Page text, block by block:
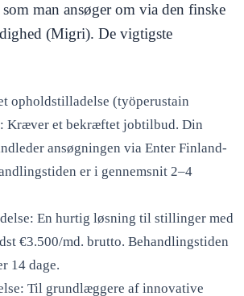
man ansøger om via den finske
(Migri). De vigtigste
opholdstilladelse (työperustain
Kræver et bekræftet jobtilbud. Din
ansøgningen via Enter Finland-
er i gennemsnit 2–4
En hurtig løsning til stillinger med
€3.500/md. brutto. Behandlingstiden
14 dage.
Til grundlæggere af innovative